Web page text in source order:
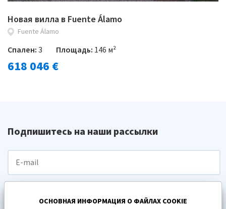
Новая вилла в Fuente Álamo
Fuente Álamo
Спален:3 Площадь: 146 м²
618 046 €
Подпишитесь на наши рассылки
ПОДПИСАТЬСЯ
ОСНОВНАЯ ИНФОРМАЦИЯ О ФАЙЛАХ COOKIE